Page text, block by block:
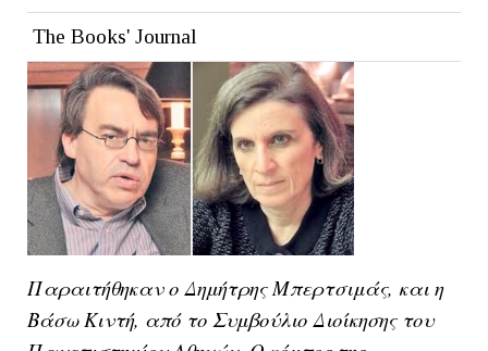
The Books' Journal
Παραιτήθηκαν ο Δημήτρης Μπερτσιμάς, και η
Βάσω Κιντή, από το Συμβούλιο Διοίκησης του